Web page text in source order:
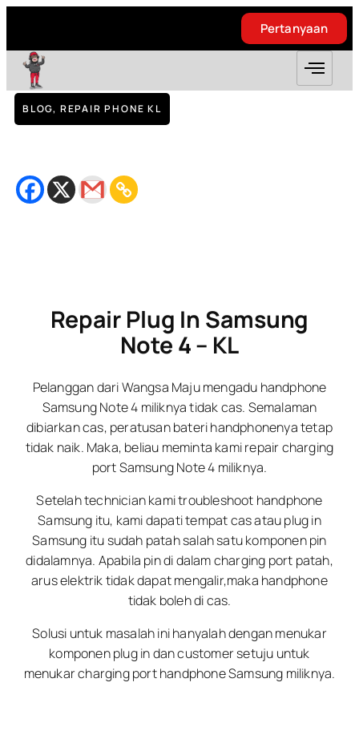
Pertanyaan
BLOG, REPAIR PHONE KL
Repair Plug In Samsung
Note 4 – KL
Pelanggan dari Wangsa Maju mengadu handphone
Samsung Note 4 miliknya tidak cas. Semalaman
dibiarkan cas, peratusan bateri handphonenya tetap
tidak naik. Maka, beliau meminta kami repair charging
port Samsung Note 4 miliknya.
Setelah technician kami troubleshoot handphone
Samsung itu, kami dapati tempat cas atau plug in
Samsung itu sudah patah salah satu komponen pin
didalamnya. Apabila pin di dalam charging port patah,
arus elektrik tidak dapat mengalir,maka handphone
tidak boleh di cas.
Solusi untuk masalah ini hanyalah dengan menukar
komponen plug in dan customer setuju untuk
menukar charging port handphone Samsung miliknya.